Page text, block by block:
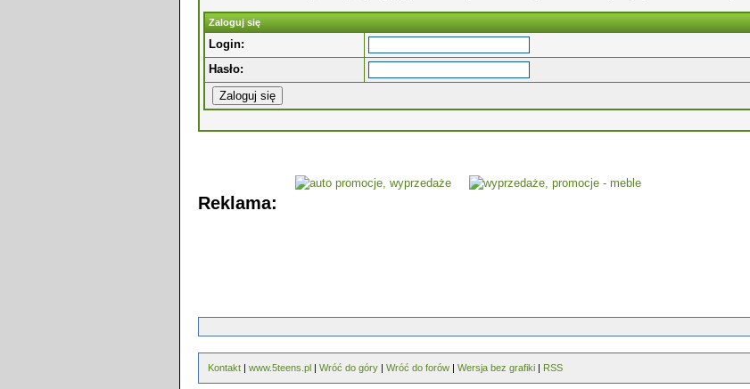
Zaloguj się
Login:
Hasło:
Reklama:
Kontakt | www.5teens.pl | Wróć do góry | Wróć do forów | Wersja bez grafiki | RSS